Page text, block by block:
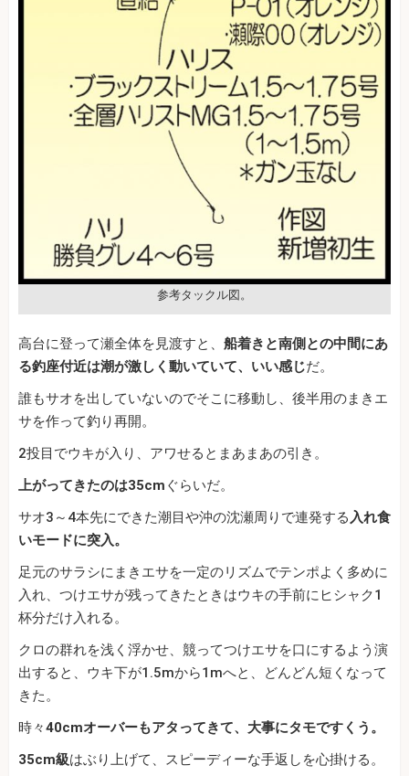
参考タックル図。
高台に登って瀬全体を見渡すと、 船着きと南側との中間にあ
る釣座付近は潮が激しく動いていて、いい感じだ。
誰もサオを出していないのでそこに移動し、後半用のまきエ
サを作って釣り再開。
2投目でウキが入り、アワせるとまあまあの引き。
上がってきたのは35cm ぐらいだ。
サオ3～4本先にできた潮目や沖の沈瀬周りで連発する入れ食
いモードに突入。
足元のサラシにまきエサを一定のリズムでテンポよく多めに
入れ、つけエサが残ってきたときはウキの手前にヒシャク1
杯分だけ入れる。
クロの群れを浅く浮かせ、競ってつけエサを口にするよう演
出すると、ウキ下が1.5mから1mへと、どんどん短くなって
きた。
時々40cmオーバーもアタってきて、大事にタモですくう。
35cm級はぶり上げて、スピーディーな手返しを心掛ける。